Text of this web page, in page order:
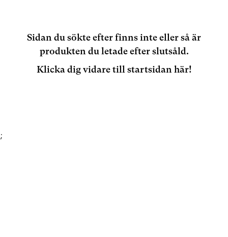
Sidan du sökte efter finns inte eller så är
produkten du letade efter slutsåld.
Klicka dig vidare till startsidan här!
;